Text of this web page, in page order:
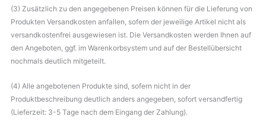
(3) Zusätzlich zu den angegebenen Preisen können für die Lieferung von
Produkten Versandkosten anfallen, sofern der jeweilige Artikel nicht als
versandkostenfrei ausgewiesen ist. Die Versandkosten werden Ihnen auf
den Angeboten, ggf. im Warenkorbsystem und auf der Bestellübersicht
nochmals deutlich mitgeteilt.
(4) Alle angebotenen Produkte sind, sofern nicht in der
Produktbeschreibung deutlich anders angegeben, sofort versandfertig
(Lieferzeit: 3-5 Tage nach dem Eingang der Zahlung).